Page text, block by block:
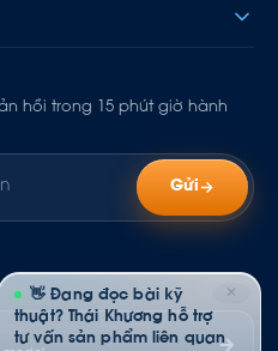
hồi trong 15 phút giờ hành
Gửi
✕
👋 Đang đọc bài kỹ
thuật? Thái Khương hỗ trợ
tư vấn sản phẩm liên quan